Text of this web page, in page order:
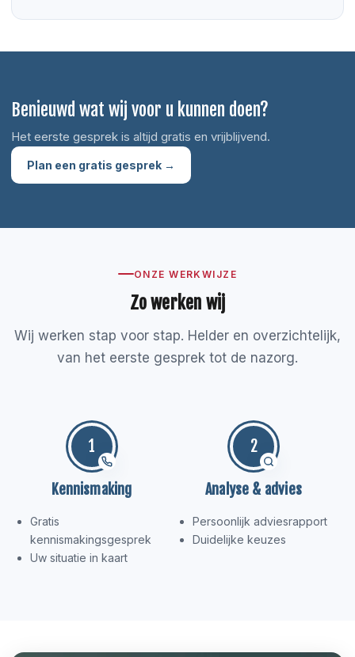
Benieuwd wat wij voor u kunnen doen?
Het eerste gesprek is altijd gratis en vrijblijvend.
Plan een gratis gesprek →
ONZE WERKWIJZE
Zo werken wij
Wij werken stap voor stap. Helder en overzichtelijk,
van het eerste gesprek tot de nazorg.
1
Kennismaking
Gratis
kennismakingsgesprek
Uw situatie in kaart
2
Analyse & advies
Persoonlijk adviesrapport
Duidelijke keuzes